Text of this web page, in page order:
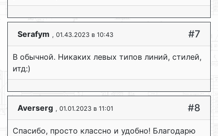
Serafym , 01.43.2023 в 10:43 #7
В обычной. Никаких левых типов линий, стилей,
итд:)
Averserg , 01.01.2023 в 11:01 #8
Спасибо, просто классно и удобно! Благодарю